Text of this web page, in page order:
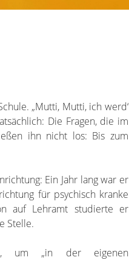
„Mutti, Mutti, ich werd‘
Die Fragen, die im
ihn nicht los: Bis zum
Ein Jahr lang war er
für psychisch kranke
auf Lehramt studierte er
Stelle.
um „in der eigenen